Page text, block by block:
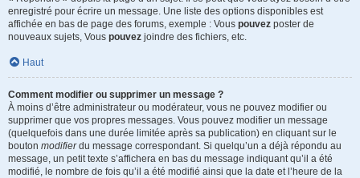
enregistré pour écrire un message. Une liste des options disponibles est
affichée en bas de page des forums, exemple : Vous pouvez poster de
nouveaux sujets, Vous pouvez joindre des fichiers, etc.
Haut
Comment modifier ou supprimer un message ?
À moins d’être administrateur ou modérateur, vous ne pouvez modifier ou
supprimer que vos propres messages. Vous pouvez modifier un message
(quelquefois dans une durée limitée après sa publication) en cliquant sur le
bouton modifierdu message correspondant. Si quelqu’un a déjà répondu au
message, un petit texte s’affichera en bas du message indiquant qu’il a été
modifié, le nombre de fois qu’il a été modifié ainsi que la date et l’heure de la